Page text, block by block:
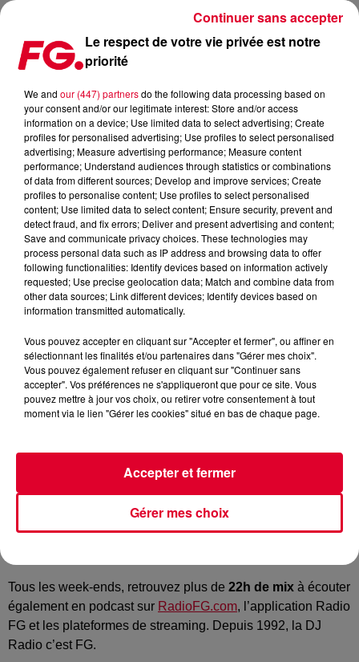
CETTE SEMAINE DANS CLUB FG
Publié : 24 août 2023 à 9h00 par Solène Cordier
Crédit :Club FG
Les jeudis, vendredis et samedis,les meilleurs DJ de la
planète mixent en exclusivité sur RADIO FG… Jusqu’au
bout de la nuit, c’estCLUB FG.
Tous les week-ends, retrouvez plus de 22h de mix à écouter
également en podcast sur RadioFG.com, l’application Radio
FG et les plateformes de streaming. Depuis 1992, la DJ
Radio c’est FG.
Le respect de votre vie privée est notre
priorité
We and our (447) partnersdo the following data processing based on
your consent and/or our legitimate interest: Store and/or access
information on a device; Use limited data to select advertising; Create
profiles for personalised advertising; Use profiles to select personalised
advertising; Measure advertising performance; Measure content
performance; Understand audiences through statistics or combinations
of data from different sources; Develop and improve services; Create
profiles to personalise content; Use profiles to select personalised
content; Use limited data to select content; Ensure security, prevent and
detect fraud, and fix errors; Deliver and present advertising and content;
Save and communicate privacy choices. These technologies may
process personal data such as IP address and browsing data to offer
following functionalities: Identify devices based on information actively
requested; Use precise geolocation data; Match and combine data from
other data sources; Link different devices; Identify devices based on
information transmitted automatically.
Vous pouvez accepter en cliquant sur "Accepter et fermer", ou affiner en
sélectionnant les finalités et/ou partenaires dans "Gérer mes choix".
Vous pouvez également refuser en cliquant sur "Continuer sans
accepter". Vos préférences ne s'appliqueront que pour ce site. Vous
pouvez mettre à jour vos choix, ou retirer votre consentement à tout
moment via le lien "Gérer les cookies" situé en bas de chaque page.
Gérer mes choix
Accepter et fermer
Continuer sans accepter